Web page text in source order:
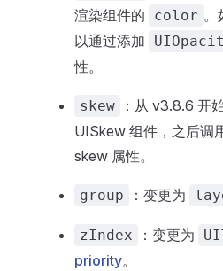
渲染组件的
color 。
以通过添加
性。
skew
：从 v3.8.6 开
UISkew 组件，之后调
skew 属性。
group ：变更为
zIndex ：变更为
priority。